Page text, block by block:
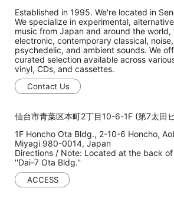
Established in 1995. We're located in
We specialize in experimental,
music from Japan and around the world,
electronic, contemporary classical,
psychedelic, and ambient sounds. We
curated selection available across
vinyl, CDs, and cassettes.
Contact Us
仙台市青葉区本町2丁目10-6-1F (第7太田
1F Honcho Ota Bldg., 2-10-6 Honcho,
Miyagi 980-0014, Japan
Directions / Note: Located at the back
''Dai-7 Ota Bldg.''
ACCESS